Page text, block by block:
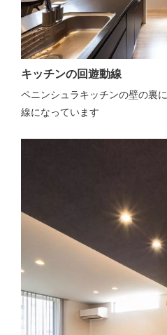
キッチンの回遊動線
ペニンシュラキッチンの壁の裏
線になっています